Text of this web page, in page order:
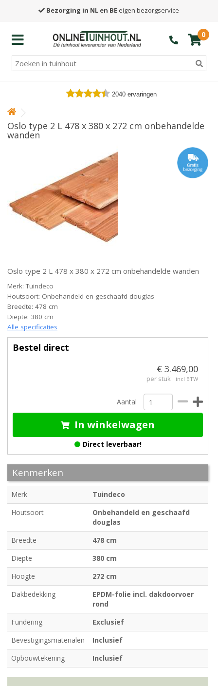
Bezorging in NL en BE eigen bezorgservice
0
2040 ervaringen
Oslo type 2 L 478 x 380 x 272 cm onbehandelde
wanden
Oslo type 2 L 478 x 380 x 272 cm onbehandelde wanden
Merk: Tuindeco
Houtsoort: Onbehandeld en geschaafd douglas
Breedte: 478 cm
Diepte: 380 cm
Alle specificaties
Bestel direct
€ 3.469,00
per stuk incl BTW
Aantal
In winkelwagen
Direct leverbaar!
Kenmerken
Merk
Tuindeco
Houtsoort
Onbehandeld en geschaafd
douglas
Breedte
478 cm
Diepte
380 cm
Hoogte
272 cm
Dakbedekking
EPDM-folie incl. dakdoorvoer
rond
Fundering
Exclusief
Bevestigingsmaterialen
Inclusief
Opbouwtekening
Inclusief